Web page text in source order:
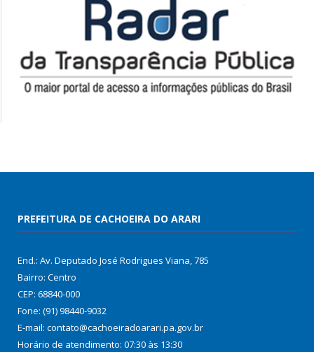
PREFEITURA DE CACHOEIRA DO ARARI
End.: Av. Deputado José Rodrigues Viana, 785
Bairro: Centro
CEP: 68840-000
Fone: (91) 98440-9032
E-mail: contato@cachoeiradoarari.pa.gov.br
Horário de atendimento: 07:30 às 13:30